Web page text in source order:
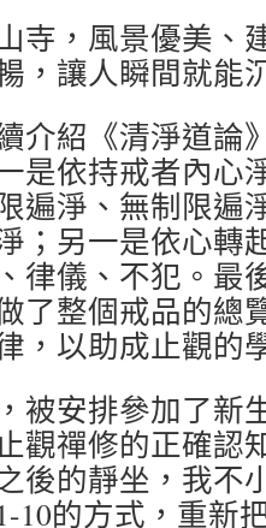
寺，風景優美、
，讓人瞬間就能
介紹《清淨道論
是依持戒者內心
遍淨、無制限遍
；另一是依心轉
律儀、不犯。最
了整個戒品的總
，以助成止觀的
被安排參加了新
觀禪修的正確認
後的靜坐，我不
10的方式，重新